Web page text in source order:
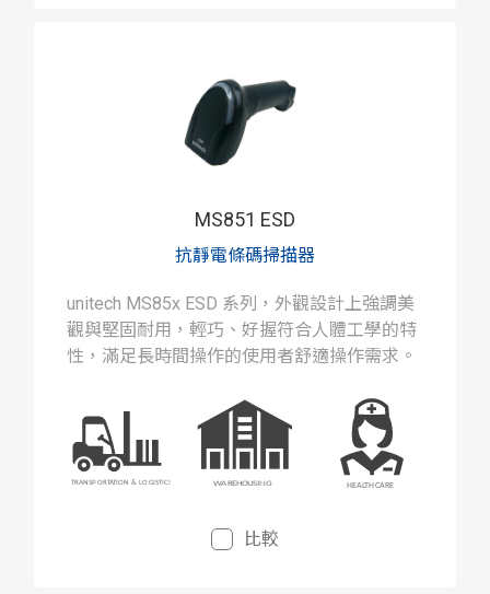
MS851 ESD
抗靜電條碼掃描器
unitech MS85x ESD 系列，外觀設計上強調美
觀與堅固耐用，輕巧、好握符合人體工學的特
性，滿足長時間操作的使用者舒適操作需求。
比較